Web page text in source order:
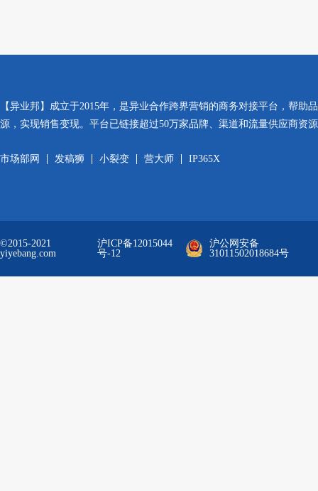
【异业邦】成立于2015年，是异业合作跨界营销的商务对接平台，帮助
源，实现销售变现。平台已链接超过50万家品牌、渠道和流量供应商资
市场部网 发稿狮 小裂变 营大师 IP365X
©2015-2021
yiyebang.com
沪ICP备12015044
号-12
沪公网安备
31011502018684号